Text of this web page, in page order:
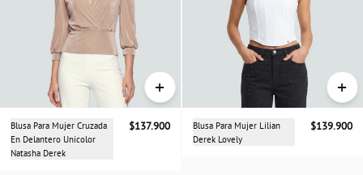
+
Blusa Para Mujer Cruzada
En Delantero Unicolor
Natasha Derek
$137.900
+
Blusa Para Mujer Lilian
Derek Lovely
$139.900